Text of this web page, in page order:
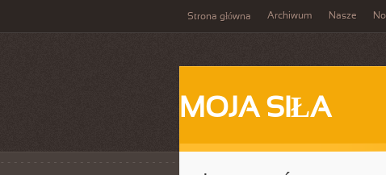
Strona główna Archiwum Nasze
MOJA SIŁA